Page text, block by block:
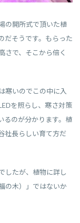
の開所式で頂いた植
だそうです。もらった
さで、そこから倍く
寒いのでこの中に入
を照らし、寒さ対策
るのが分かります。植
社長らしい育て方だ
したが、植物に詳し
の木）」ではないか